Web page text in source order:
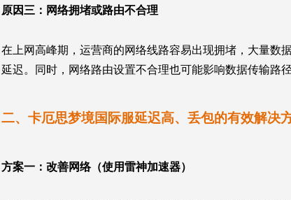
原因三：网络拥堵或路由不合理
在上网高峰期，运营商的网络线路容易出现拥堵，大量数
延迟。同时，网络路由设置不合理也可能影响数据传输路
二、卡厄思梦境国际服延迟高、丢包的有效解决
方案一：改善网络（使用雷神加速器）